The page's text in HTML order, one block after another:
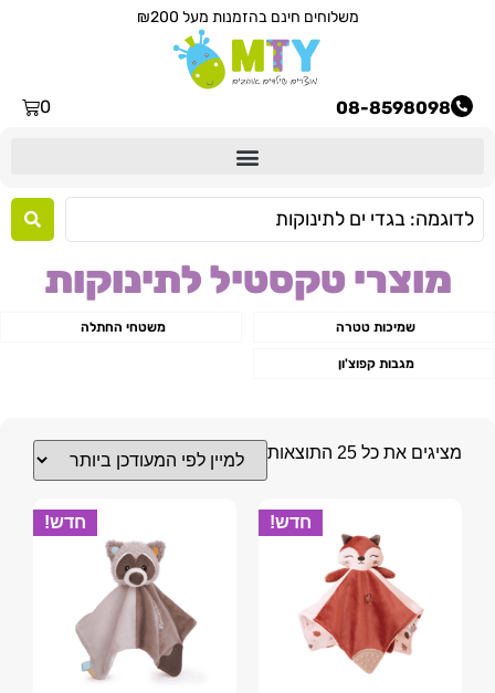
משלוחים חינם בהזמנות מעל ₪200
08-8598098
0
מוצרי טקסטיל לתינוקות
שמיכות טטרה משטחי החתלה
מגבות קפוצ'ון
מציגים את כל ⁦25⁩ התוצאות
חדש! חדש!